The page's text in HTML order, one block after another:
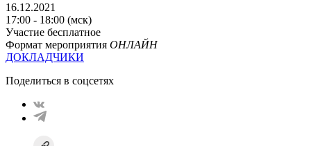
16.12.2021
17:00 - 18:00 (мск)
Участие бесплатное
Формат мероприятия ОНЛАЙН
ДОКЛАДЧИКИ
Поделиться в соцсетях